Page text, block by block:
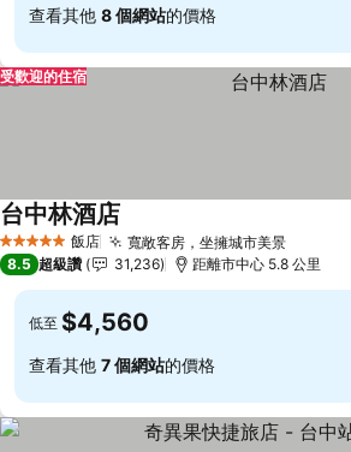
查看其他 8 個網站的價格
受歡迎的住宿
5 星級 飯店 寬敞客房，坐擁城市美景查看價格
台中林酒店
8.5 超級讚 31,236 距離市中心 5.8 公里
低至 $4,560
查看其他 7 個網站的價格